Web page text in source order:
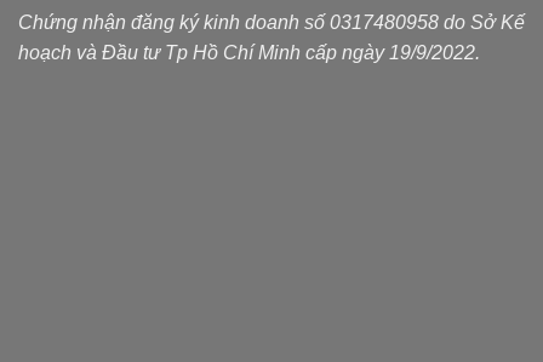
Chứng nhận đăng ký kinh doanh số 0317480958 do Sở Kế
hoạch và Đầu tư Tp Hồ Chí Minh cấp ngày 19/9/2022.